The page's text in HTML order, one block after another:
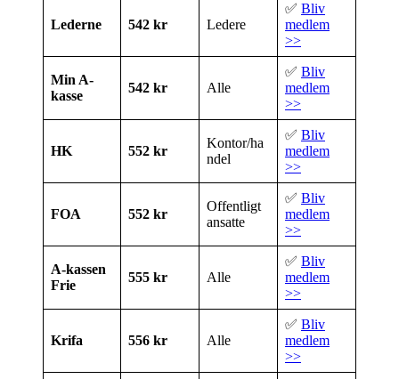
Lederne 542 kr Ledere
✅ Bliv
medlem
>>
Min A-
kasse
542 kr Alle
✅ Bliv
medlem
>>
HK 552 kr
Kontor/ha
ndel
✅ Bliv
medlem
>>
FOA 552 kr
Offentligt
ansatte
✅ Bliv
medlem
>>
A-kassen
Frie
555 kr Alle
✅ Bliv
medlem
>>
Krifa 556 kr Alle
✅ Bliv
medlem
>>